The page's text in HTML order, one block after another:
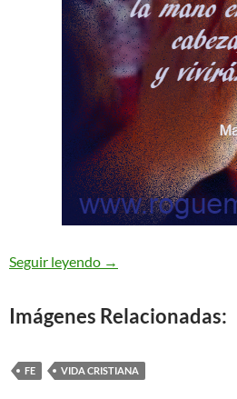
Seguir leyendo vivirá – Mateo 9,18-26
→
Imágenes Relacionadas:
FE VIDA CRISTIANA